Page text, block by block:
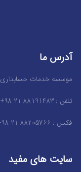
آدرس ما
موسسه خدمات حسابداری
تلفن : 88191483 21 98+
فکس : 88205766 21 98+
سایت های مفید